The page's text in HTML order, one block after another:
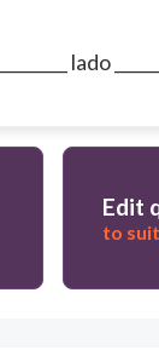
lado
Edit
to